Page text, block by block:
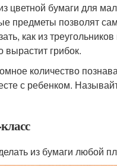
цветной бумаги для
позволят
как из
вырастит грибок.
количество
с ребенком.
из бумаги любой